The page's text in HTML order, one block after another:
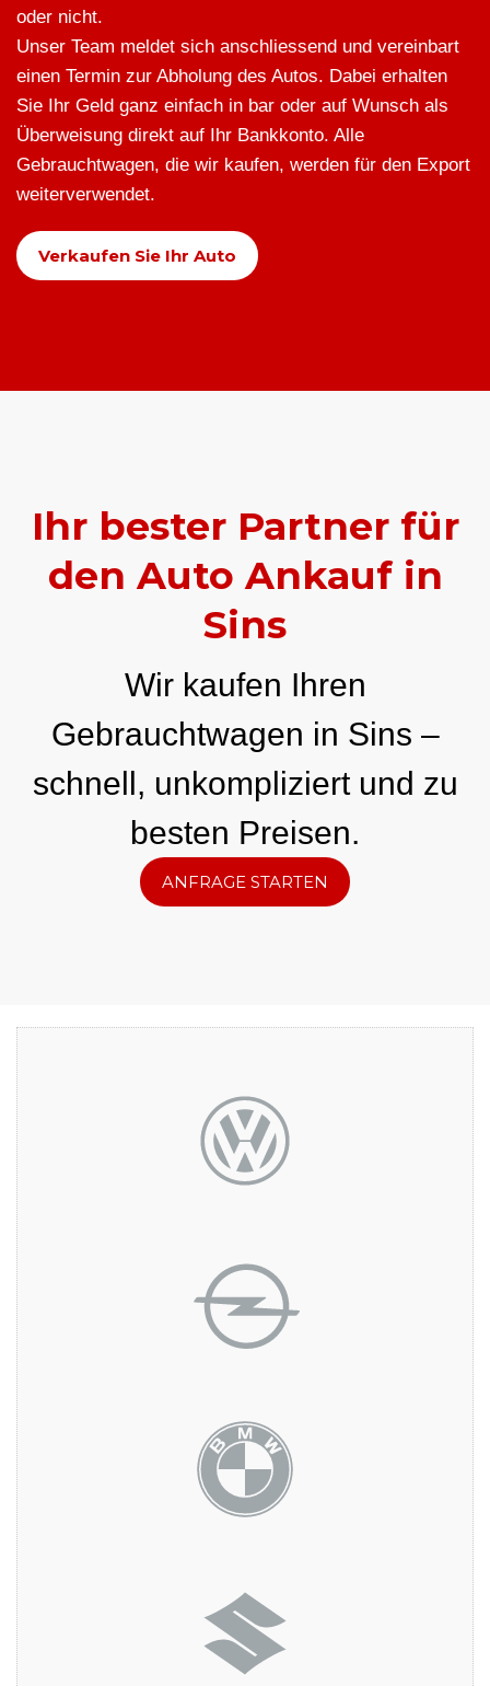
oder nicht.
Unser Team meldet sich anschliessend und vereinbart
einen Termin zur Abholung des Autos. Dabei erhalten
Sie Ihr Geld ganz einfach in bar oder auf Wunsch als
Überweisung direkt auf Ihr Bankkonto. Alle
Gebrauchtwagen, die wir kaufen, werden für den Export
weiterverwendet.
Verkaufen Sie Ihr Auto
Ihr bester Partner für
den Auto Ankauf in
Sins
Wir kaufen Ihren
Gebrauchtwagen in Sins –
schnell, unkompliziert und zu
besten Preisen.
ANFRAGE STARTEN